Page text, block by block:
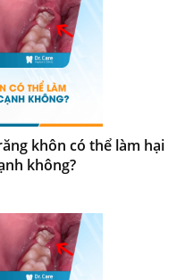
khôn có thể làm hại
không?